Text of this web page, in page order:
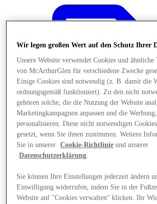
Angebote
Wir legen großen Wert auf den Schutz Ihrer
Unsere Website verwendet Cookies und
von McArthurGlen für verschiedene Zwecke
Einige Cookies sind notwendig (z. B. damit die
ordnungsgemäß funktioniert). Zu den nicht
gehören solche, die die Nutzung der Website
Marketingkampagnen anpassen und die
personalisieren. Diese nicht notwendigen
gesetzt, wenn Sie ihnen zustimmen. Weitere
Sie in unserer
Cookie-Richtlinie und unserer
Datenschutzerklärung.
Sie können Ihre Einstellungen jederzeit ändern
Einwilligung widerrufen, indem Sie in der
Website auf "Cookies verwalten“ klicken. Ihr